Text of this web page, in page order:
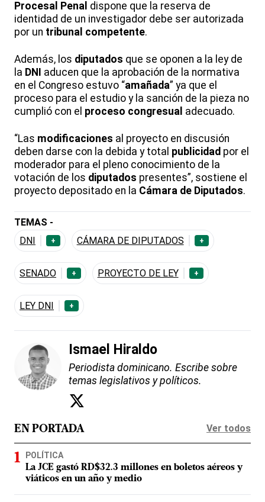
Procesal Penal dispone que la reserva de
identidad de un investigador debe ser autorizada
por un tribunal competente.
Además, los diputados que se oponen a la ley de
la DNI aducen que la aprobación de la normativa
en el Congreso estuvo “amañada” ya que el
proceso para el estudio y la sanción de la pieza no
cumplió con el proceso congresual adecuado.
“Las modificaciones al proyecto en discusión
deben darse con la debida y total publicidad por el
moderador para el pleno conocimiento de la
votación de los diputados presentes”, sostiene el
proyecto depositado en la Cámara de Diputados.
TEMAS -
DNI
+ CÁMARA DE DIPUTADOS +
SENADO + PROYECTO DE LEY +
LEY DNI +
Ismael Hiraldo
Periodista dominicano. Escribe sobre
temas legislativos y políticos.
EN PORTADA Ver todos
POLÍTICA
La JCE gastó RD$32.3 millones en boletos aéreos y
viáticos en un año y medio